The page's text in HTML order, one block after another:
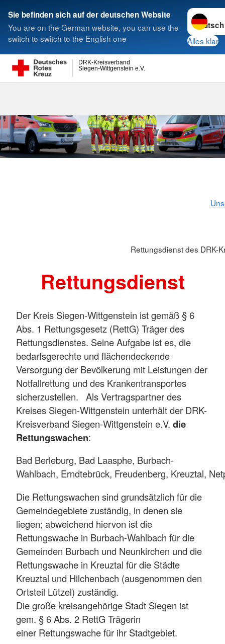
Sie befinden sich auf der deutschen Website
You are on the German website, you can use the
switch to switch to the English one
Sprache
Alles klar
Siegen-Wittgenstein e.V.
DRK-Kreisverband
Suche
Rettungsdienst des DRK-
Rettungsdienst
Der Kreis Siegen-Wittgenstein ist gemäß § 6
Abs. 1 Rettungsgesetz (RettG) Träger des
Rettungsdienstes. Seine Aufgabe ist es, die
bedarfsgerechte und flächendeckende
Versorgung der Bevölkerung mit Leistungen der
Notfallrettung und des Krankentransportes
sicherzustellen. Als Vertragspartner des
Kreises Siegen-Wittgenstein unterhält der DRK-
Kreisverband Siegen-Wittgenstein e.V. die
Rettungswachen:
Bad Berleburg, Bad Laasphe, Burbach-
Wahlbach, Erndtebrück, Freudenberg, Kreuztal,
Die Rettungswachen sind grundsätzlich für die
Gemeindegebiete zuständig, in denen sie
liegen; abweichend hiervon ist die
Rettungswache in Burbach-Wahlbach für die
Gemeinden Burbach und Neunkirchen und die
Rettungswache in Kreuztal für die Städte
Kreuztal und Hilchenbach (ausgenommen den
Ortsteil Lützel) zuständig.
Die große kreisangehörige Stadt Siegen ist
gem. § 6 Abs. 2 RettG Trägerin
einer Rettungswache für ihr Stadtgebiet.